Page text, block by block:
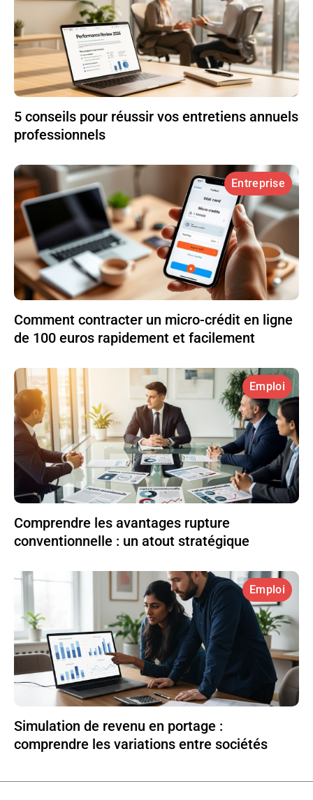
5 conseils pour réussir vos entretiens annuels
professionnels
Entreprise
Comment contracter un micro-crédit en ligne
de 100 euros rapidement et facilement
Emploi
Comprendre les avantages rupture
conventionnelle : un atout stratégique
Emploi
Simulation de revenu en portage :
comprendre les variations entre sociétés